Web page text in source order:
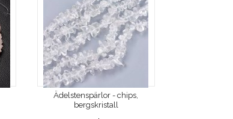
Ädelstenspärlor - chips,
bergskristall